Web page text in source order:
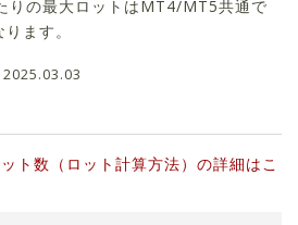
りの最大ロットはMT4/MT5共通で
ます。
2025.03.03
ト数（ロット計算方法）の詳細はこ